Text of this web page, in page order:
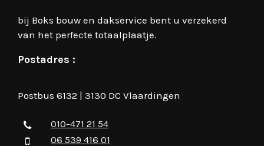
bij Boks bouw en dakservice bent u verzekerd
van het perfecte totaalplaatje.
Postadres :
Postbus 6132 | 3130 DC Vlaardingen
010-471 21 54
06 539 416 01